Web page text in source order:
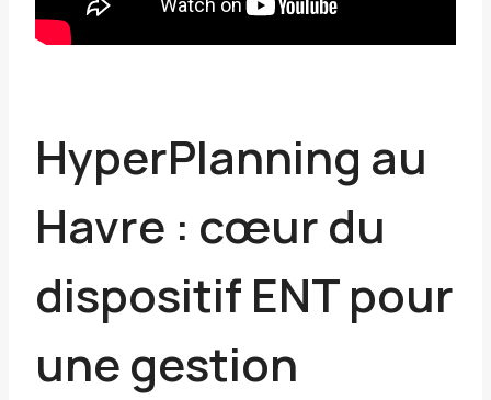
HyperPlanning au
Havre : cœur du
dispositif ENT pour
une gestion